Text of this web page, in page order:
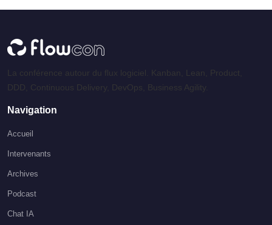
La conférence autour du flux logiciel. Kanban, Lean, Product,
DDD, Continuous Delivery, DevOps, Business Agility.
Navigation
Accueil
Intervenants
Archives
Podcast
Chat IA